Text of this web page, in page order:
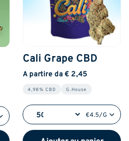
Cali Grape CBD
A partire da € 2,45
4,98% CBD G.House
€4.5/G